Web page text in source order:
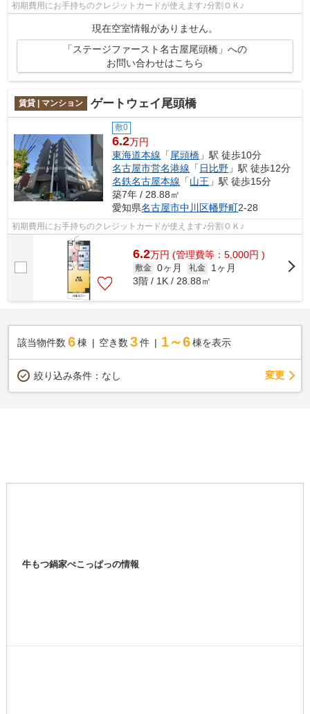
初期費用にお手持ちのクレジットカードが使えます♪分割ＯＫ♪
現在空室情報がありません。
「ステージファースト名古屋尾頭橋」への
お問い合わせはこちら
賃貸 | マンション ゲートウェイ尾頭橋
敷0
6.2万円
東海道本線 「尾頭橋 」駅 徒歩10分
名古屋市営名港線 「日比野 」駅 徒歩12分
名鉄名古屋本線 「山王 」駅 徒歩15分
築7年 / 28.88㎡
愛知県名古屋市中川区幡野町2-28
初期費用にお手持ちのクレジットカードが使えます♪分割ＯＫ♪
6.2万円 (管理費等：5,000円 )
敷金 0ヶ月 礼金
1ヶ月
3階 / 1K / 28.88㎡
該当物件数 6棟 空き数 3 件 1～6 棟を表示
絞り込み条件： なし 変更
牛もつ鍋家ぺこっぱっの情報